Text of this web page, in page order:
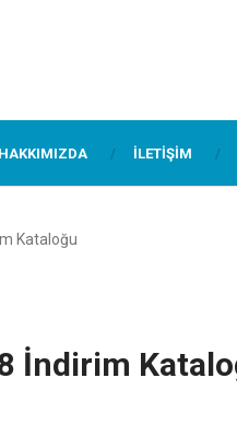
HAKKIMIZDA İLETIŞIM
Kataloğu
İndirim